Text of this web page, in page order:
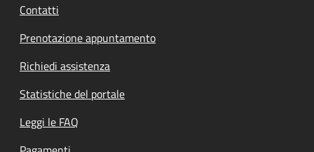
Contatti
Prenotazione appuntamento
Richiedi assistenza
Statistiche del portale
Leggi le FAQ